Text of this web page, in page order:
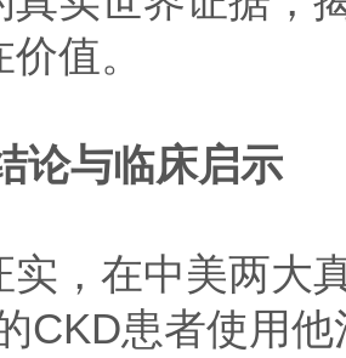
值。
论与临床启示
实，在中美两大
CKD患者使用